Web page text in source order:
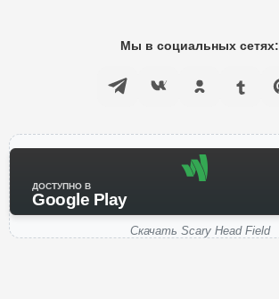
Мы в социальных сетях:
ДОСТУПНО В
Google Play
Скачать Scary Head Field